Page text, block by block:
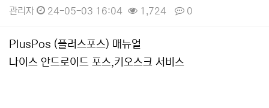
관리자 24-05-03 16:04 1,724 0
본문
PlusPos (플러스포스) 매뉴얼
나이스 안드로이드 포스,키오스크 서비스